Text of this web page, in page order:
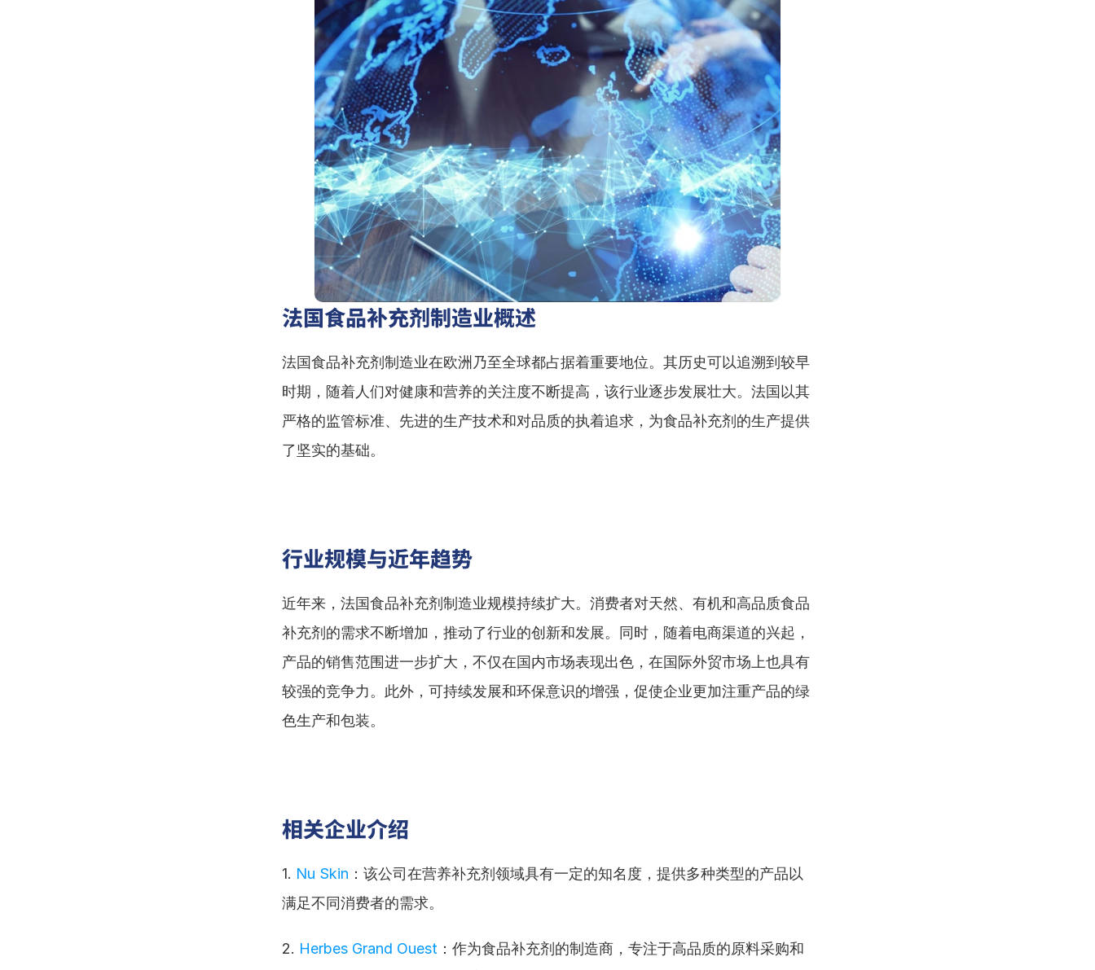
法国食品补充剂制造业概述
法国食品补充剂制造业在欧洲乃至全球都占据着重要地位。其历史可以追溯到较早
时期，随着人们对健康和营养的关注度不断提高，该行业逐步发展壮大。法国以其
严格的监管标准、先进的生产技术和对品质的执着追求，为食品补充剂的生产提供
了坚实的基础。
行业规模与近年趋势
近年来，法国食品补充剂制造业规模持续扩大。消费者对天然、有机和高品质食品
补充剂的需求不断增加，推动了行业的创新和发展。同时，随着电商渠道的兴起，
产品的销售范围进一步扩大，不仅在国内市场表现出色，在国际外贸市场上也具有
较强的竞争力。此外，可持续发展和环保意识的增强，促使企业更加注重产品的绿
色生产和包装。
相关企业介绍
1. Nu Skin ：该公司在营养补充剂领域具有一定的知名度，提供多种类型的产品以
满足不同消费者的需求。
2. Herbes Grand Ouest ：作为食品补充剂的制造商，专注于高品质的原料采购和